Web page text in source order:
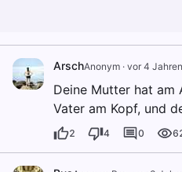
ArschAnonym · vor 4 Jahren
Deine Mutter hat am
Vater am Kopf, und
2 4 0